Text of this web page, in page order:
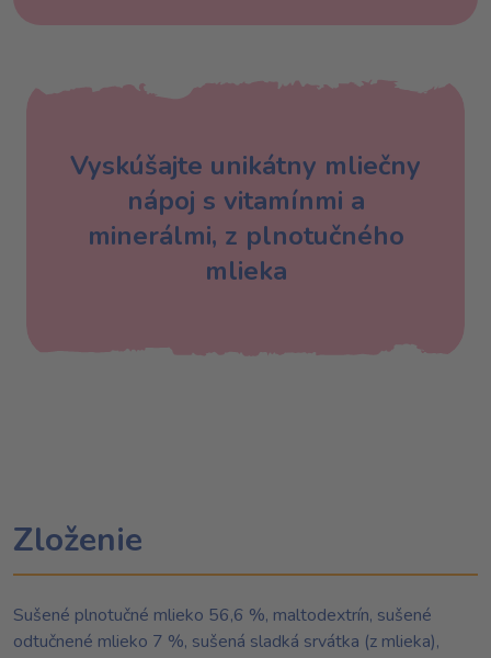
Vyskúšajte unikátny mliečny
nápoj s vitamínmi a
minerálmi, z plnotučného
mlieka
Zloženie
Sušené plnotučné mlieko 56,6 %, maltodextrín, sušené
odtučnené mlieko 7 %, sušená sladká srvátka (z mlieka),